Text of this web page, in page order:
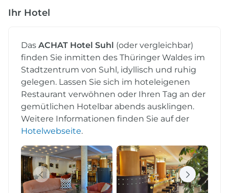
Ihr Hotel
Das ACHAT Hotel Suhl (oder vergleichbar)
finden Sie inmitten des Thüringer Waldes im
Stadtzentrum von Suhl, idyllisch und ruhig
gelegen. Lassen Sie sich im hoteleigenen
Restaurant verwöhnen oder Ihren Tag an der
gemütlichen Hotelbar abends ausklingen.
Weitere Informationen finden Sie auf der
Hotelwebseite.